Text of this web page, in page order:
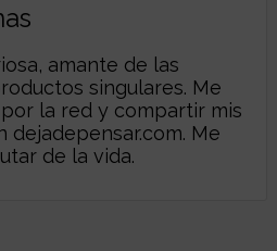
amante de las
singulares. Me
la red y compartir mis
dejadepensar.com. Me
de la vida.